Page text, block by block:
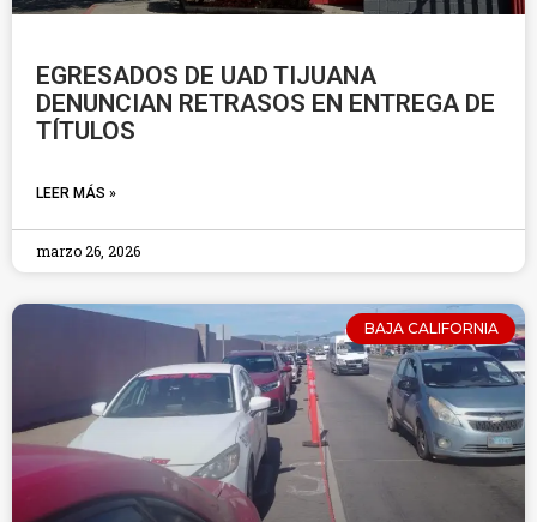
EGRESADOS DE UAD TIJUANA
DENUNCIAN RETRASOS EN ENTREGA DE
TÍTULOS
LEER MÁS »
marzo 26, 2026
BAJA CALIFORNIA